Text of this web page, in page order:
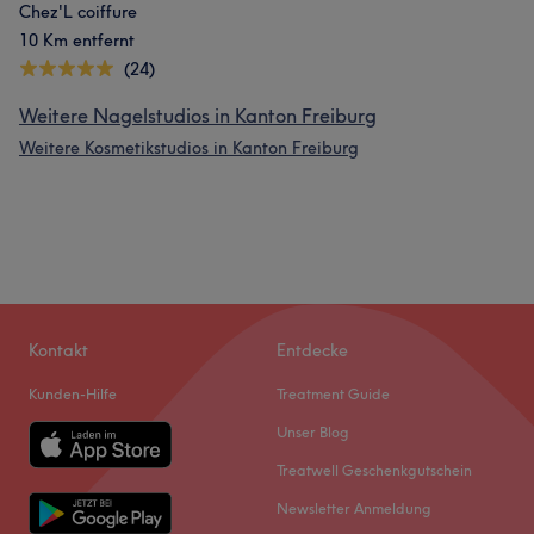
Chez'L coiffure
10 Km entfernt
(24)
Weitere Nagelstudios in Kanton Freiburg
Weitere Kosmetikstudios in Kanton Freiburg
Kontakt
Kunden-Hilfe
Entdecke
Treatment Guide
Unser Blog
Treatwell Geschenkgutschein
Newsletter Anmeldung